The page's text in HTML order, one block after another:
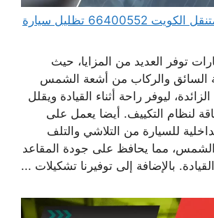
تظليل سيارات متنقل الكويت 66400552 تظليل سيارة
توفر العديد من المزايا، حيث
السائق والركاب من أشعة الشمس
ليوفر راحة أثناء القيادة ويقلل
لنظام التكييف. أيضا يعمل على
للسيارة من التلاشي والتلف
الشمس، مما يحافظ على جودة المقاعد
بالإضافة إلى توفيرنا تشكيلات ...